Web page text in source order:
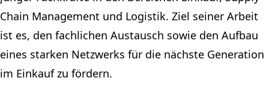
Chain Management und Logistik. Ziel seiner Arbeit
ist es, den fachlichen Austausch sowie den Aufbau
eines starken Netzwerks für die nächste Generation
im Einkauf zu fördern.